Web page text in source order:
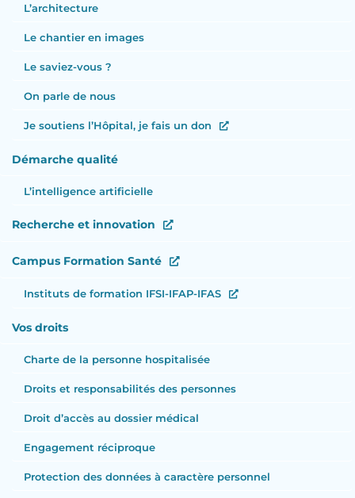
L’architecture
Le chantier en images
Le saviez-vous ?
On parle de nous
Je soutiens l’Hôpital, je fais un don
Démarche qualité
L’intelligence artificielle
Recherche et innovation
Campus Formation Santé
Instituts de formation IFSI-IFAP-IFAS
Vos droits
Charte de la personne hospitalisée
Droits et responsabilités des personnes
Droit d’accès au dossier médical
Engagement réciproque
Protection des données à caractère personnel